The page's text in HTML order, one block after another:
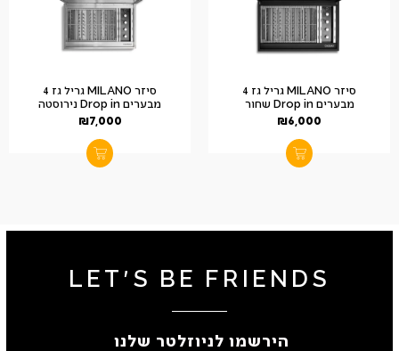
סיזר MILANO גריל גז 4
מבערים Drop in שחור
₪6,000
סיזר MILANO גריל גז 4
מבערים Drop in נירוסטה
₪7,000
LET'S BE FRIENDS
הירשמו לניוזלטר שלנו ​